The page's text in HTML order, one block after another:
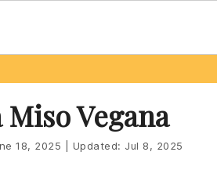
Miso Vegana
18, 2025 Updated: Jul 8, 2025